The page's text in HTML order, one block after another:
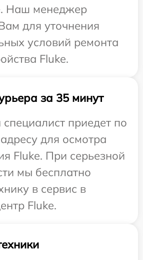
Наш менеджер
для уточнения
условий ремонта
Fluke.
за 35 минут
специалист приедет по
для осмотра
Fluke. При серьезной
мы бесплатно
в сервис в
Fluke.